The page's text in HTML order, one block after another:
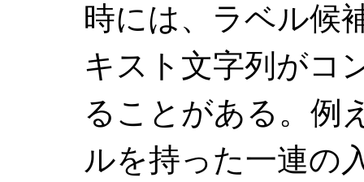
時には、ラベル候
キスト文字列がコ
ることがある。例
ルを持った一連の